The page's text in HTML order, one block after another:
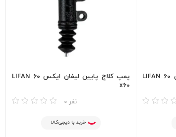
یاتاقان استاندارد لیفان ایکس 60 LIFAN
پمپ کلاچ پایین لیفان ایکس ۶۰ LIFAN
x60
0 نفر
خرید با دیجی‌کالا